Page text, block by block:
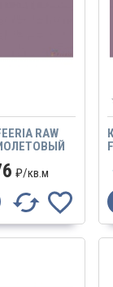
RAW
₽/кв.м